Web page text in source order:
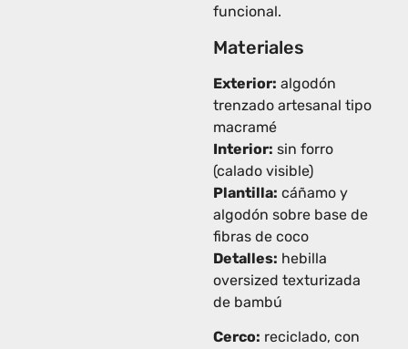
funcional.
Materiales
Exterior: algodón
trenzado artesanal tipo
macramé
Interior: sin forro
(calado visible)
Plantilla: cáñamo y
algodón sobre base de
fibras de coco
Detalles: hebilla
oversized texturizada
de bambú
Cerco: reciclado, con